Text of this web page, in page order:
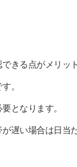
きる点がメリッ
。
となります。
遅い場合は日当